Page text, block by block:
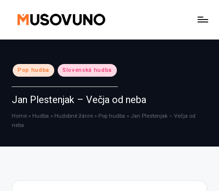
Posted
in
Pop hudba Slovenská hudba
Jan Plestenjak – Večja od neba
Home » Hudba » Hudobné žánre » Pop hudba » Jan Plestenjak – Večja od
neba